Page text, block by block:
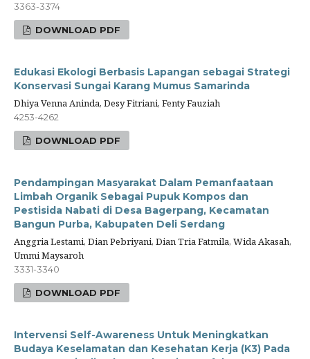
3363-3374
DOWNLOAD PDF
Edukasi Ekologi Berbasis Lapangan sebagai Strategi
Konservasi Sungai Karang Mumus Samarinda
Dhiya Venna Aninda, Desy Fitriani, Fenty Fauziah
4253-4262
DOWNLOAD PDF
Pendampingan Masyarakat Dalam Pemanfaataan
Limbah Organik Sebagai Pupuk Kompos dan
Pestisida Nabati di Desa Bagerpang, Kecamatan
Bangun Purba, Kabupaten Deli Serdang
Anggria Lestami, Dian Pebriyani, Dian Tria Fatmila, Wida Akasah,
Ummi Maysaroh
3331-3340
DOWNLOAD PDF
Intervensi Self-Awareness Untuk Meningkatkan
Budaya Keselamatan dan Kesehatan Kerja (K3) Pada